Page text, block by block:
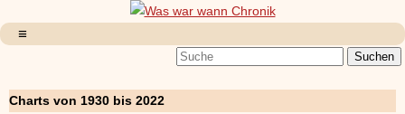
Charts von 1930 bis 2022